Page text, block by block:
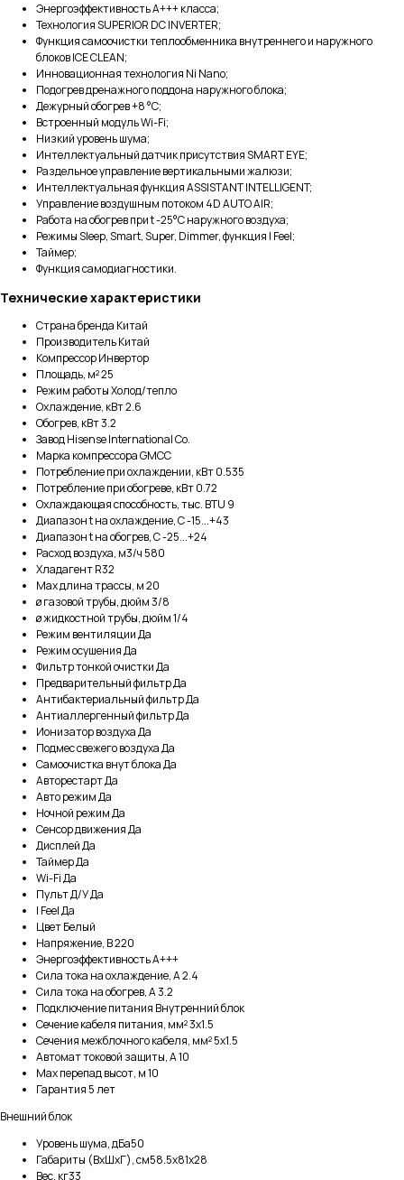
Энергоэффективность А+++ класса;
Технология SUPERIOR DC INVERTER;
Функция самоочистки теплообменника внутреннего и наружного
блоков ICE CLEAN;
Инновационная технология Ni Nano;
Подогрев дренажного поддона наружного блока;
Дежурный обогрев +8 °С;
Встроенный модуль Wi-Fi;
Низкий уровень шума;
Интеллектуальный датчик присутствия SMART EYE;
Раздельное управление вертикальными жалюзи;
Интеллектуальная функция ASSISTANT INTELLIGENT;
Управление воздушным потоком 4D AUTO AIR;
Работа на обогрев при t -25°С наружного воздуха;
Режимы Sleep, Smart, Super, Dimmer, функция I Feel;
Таймер;
Функция самодиагностики.
Технические характеристики
Страна бренда Китай
Производитель Китай
Компрессор Инвертор
Площадь, м² 25
Режим работы Холод/тепло
Охлаждение, кВт 2.6
Обогрев, кВт 3.2
Завод Hisense International Co.
Марка компрессора GMCC
Потребление при охлаждении, кВт 0.535
Потребление при обогреве, кВт 0.72
Охлаждающая способность, тыс. BTU 9
Диапазон t на охлаждение, С -15...+43
Диапазон t на обогрев, С -25...+24
Расход воздуха, м3/ч 580
Хладагент R32
Max длина трассы, м 20
ø газовой трубы, дюйм 3/8
ø жидкостной трубы, дюйм 1/4
Режим вентиляции Да
Режим осушения Да
Фильтр тонкой очистки Да
Предварительный фильтр Да
Антибактериальный фильтр Да
Антиаллергенный фильтр Да
Ионизатор воздуха Да
Подмес свежего воздуха Да
Самоочистка внут блока Да
Авторестарт Да
Авто режим Да
Ночной режим Да
Сенсор движения Да
Дисплей Да
Таймер Да
Wi-Fi Да
Пульт Д/У Да
I Feel Да
Цвет Белый
Напряжение, В 220
Энергоэффективность A+++
Сила тока на охлаждение, А 2.4
Сила тока на обогрев, А 3.2
Подключение питания Внутренний блок
Сечение кабеля питания, мм² 3x1.5
Сечения межблочного кабеля, мм² 5x1.5
Автомат токовой защиты, А 10
Max перепад высот, м 10
Гарантия 5 лет
Внешний блок
Уровень шума, дБа50
Габариты (ВхШхГ), см58.5x81x28
Вес, кг33